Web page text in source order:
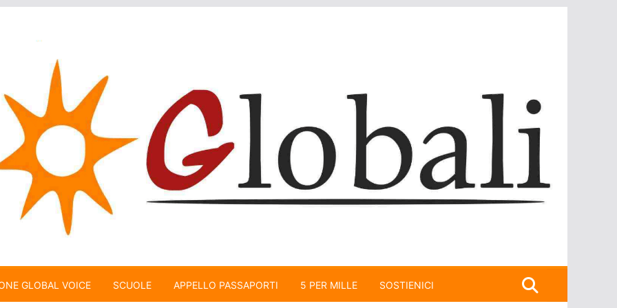
GLOBAL VOICE SCUOLE APPELLO PASSAPORTI 5 PER MILLE SOSTIENICI